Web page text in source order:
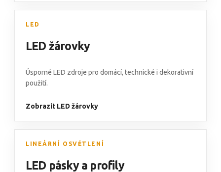
LED
LED žárovky
Úsporné LED zdroje pro domácí, technické i dekorativní
použití.
Zobrazit LED žárovky
LINEÁRNÍ OSVĚTLENÍ
LED pásky a profily